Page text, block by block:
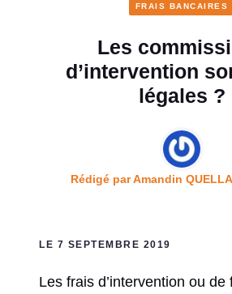
FRAIS BANCAIRES
Les
d’intervention
légales ?
Rédigé parAmandin
LE 7 SEPTEMBRE 2019
Les frais d’intervention ou de